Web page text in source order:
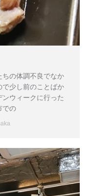
ちの体調不良でなか
で少し前のことばか
ウィークに行った
での